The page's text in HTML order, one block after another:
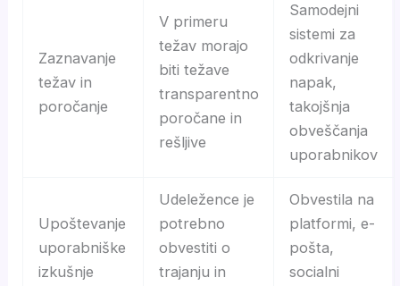
Zaznavanje
težav in
poročanje
V primeru
težav morajo
biti težave
transparentno
poročane in
rešljive
Samodejni
sistemi za
odkrivanje
napak,
takojšnja
obveščanja
uporabnikov
Upoštevanje
uporabniške
izkušnje
Udeležence je
potrebno
obvestiti o
trajanju in
Obvestila na
platformi, e-
pošta,
socialni